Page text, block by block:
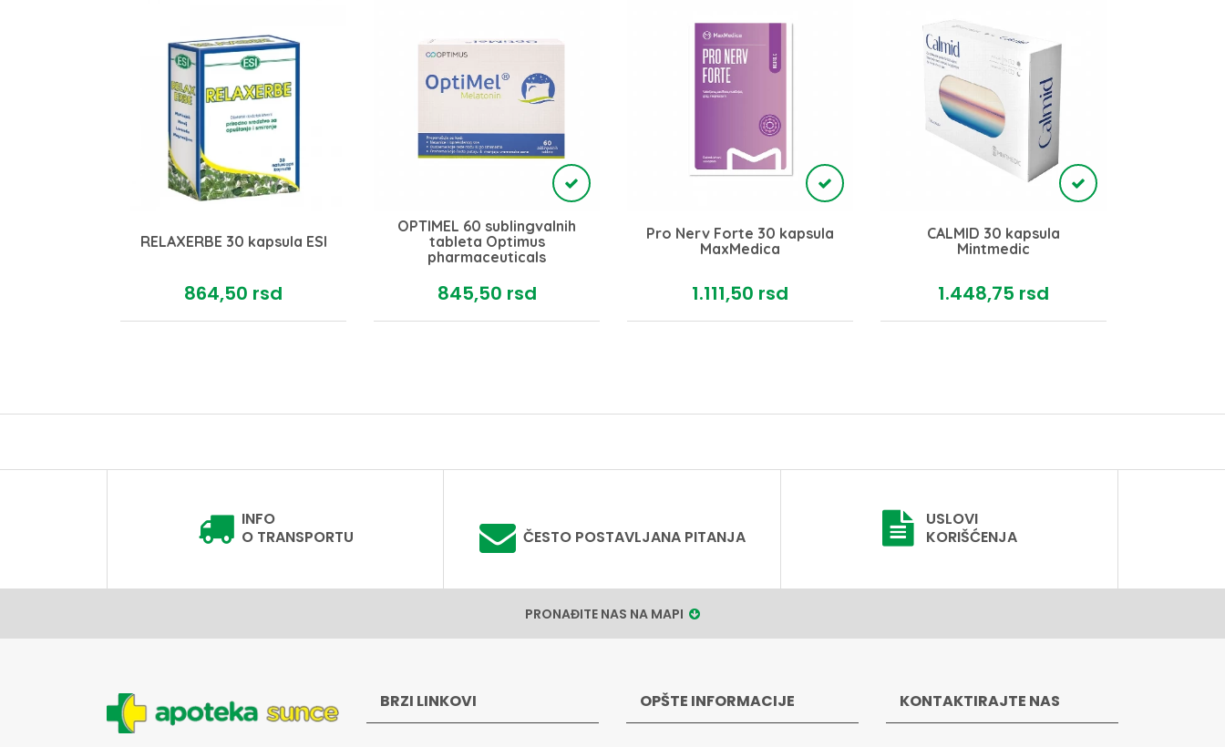
RELAXERBE 30 kapsula ESI
864,50 rsd
OPTIMEL 60 sublingvalnih
tableta Optimus
pharmaceuticals
845,50 rsd
Pro Nerv Forte 30 kapsula
MaxMedica
1.111,50 rsd
CALMID 30 kapsula
Mintmedic
1.448,75 rsd
INFO
O TRANSPORTU
ČESTO POSTAVLJANA PITANJA
USLOVI
KORIŠĆENJA
PRONAĐITE NAS NA MAPI
BRZI LINKOVI OPŠTE INFORMACIJE KONTAKTIRAJTE NAS